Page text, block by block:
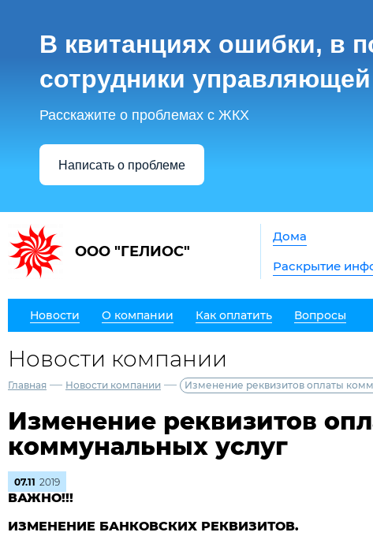
В квитанциях ошибки, в
сотрудники
Расскажите о проблемах с ЖКХ
Написать о проблеме
ООО "ГЕЛИОС"
Дома
Раскрытие
Новости О компании Как оплатить Вопросы
Новости компании
Главная — Новости компании — Изменение реквизитов оплаты
Изменение реквизитов
коммунальных услуг
07.11 2019
ВАЖНО!!!
ИЗМЕНЕНИЕ БАНКОВСКИХ РЕКВИЗИТОВ.